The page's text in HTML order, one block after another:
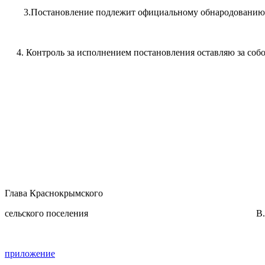
3.Постановление подлежит официальному
4. Контроль за исполнением постановления оставляю за
Глава Краснокрымского
сельского поселения
приложение